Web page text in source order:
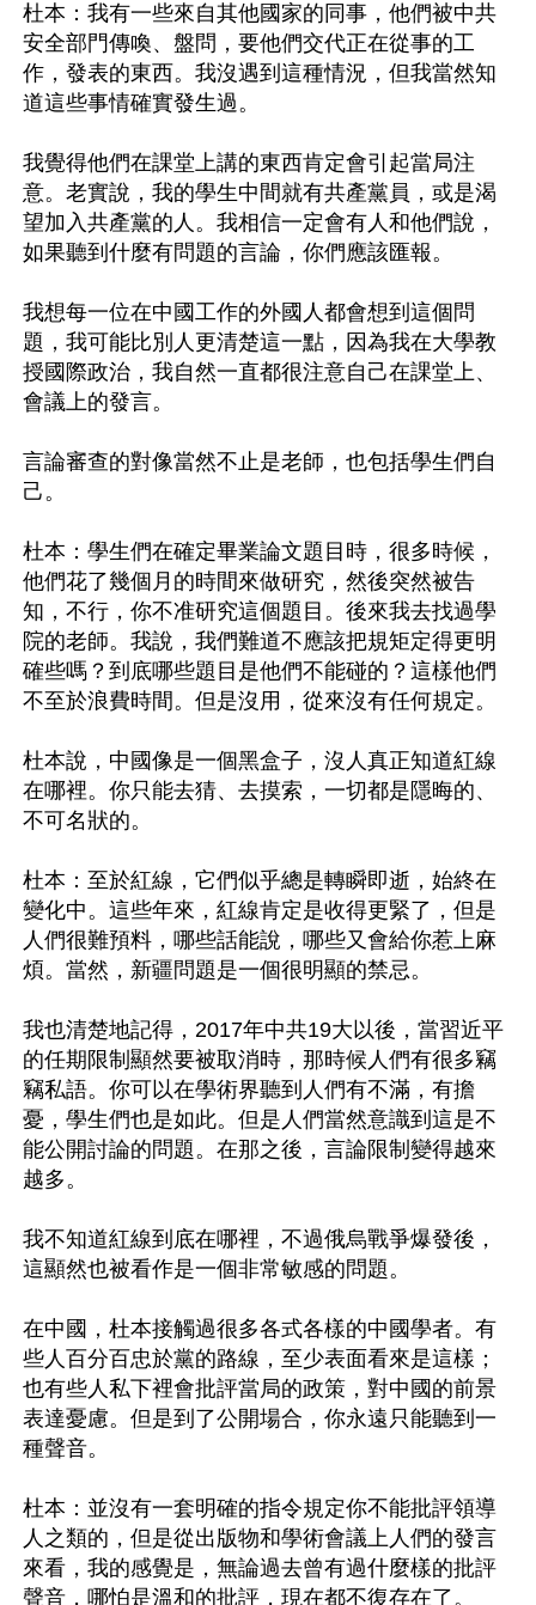
杜本：我有一些來自其他國家的同事，他們被中共
安全部門傳喚、盤問，要他們交代正在從事的工
作，發表的東西。我沒遇到這種情況，但我當然知
道這些事情確實發生過。
我覺得他們在課堂上講的東西肯定會引起當局注
意。老實說，我的學生中間就有共產黨員，或是渴
望加入共產黨的人。我相信一定會有人和他們說，
如果聽到什麼有問題的言論，你們應該匯報。
我想每一位在中國工作的外國人都會想到這個問
題，我可能比別人更清楚這一點，因為我在大學教
授國際政治，我自然一直都很注意自己在課堂上、
會議上的發言。
言論審查的對像當然不止是老師，也包括學生們自
己。
杜本：學生們在確定畢業論文題目時，很多時候，
他們花了幾個月的時間來做研究，然後突然被告
知，不行，你不准研究這個題目。後來我去找過學
院的老師。我說，我們難道不應該把規矩定得更明
確些嗎？到底哪些題目是他們不能碰的？這樣他們
不至於浪費時間。但是沒用，從來沒有任何規定。
杜本說，中國像是一個黑盒子，沒人真正知道紅線
在哪裡。你只能去猜、去摸索，一切都是隱晦的、
不可名狀的。
杜本：至於紅線，它們似乎總是轉瞬即逝，始終在
變化中。這些年來，紅線肯定是收得更緊了，但是
人們很難預料，哪些話能說，哪些又會給你惹上麻
煩。當然，新疆問題是一個很明顯的禁忌。
我也清楚地記得，2017年中共19大以後，當習近平
的任期限制顯然要被取消時，那時候人們有很多竊
竊私語。你可以在學術界聽到人們有不滿，有擔
憂，學生們也是如此。但是人們當然意識到這是不
能公開討論的問題。在那之後，言論限制變得越來
越多。
我不知道紅線到底在哪裡，不過俄烏戰爭爆發後，
這顯然也被看作是一個非常敏感的問題。
在中國，杜本接觸過很多各式各樣的中國學者。有
些人百分百忠於黨的路線，至少表面看來是這樣；
也有些人私下裡會批評當局的政策，對中國的前景
表達憂慮。但是到了公開場合，你永遠只能聽到一
種聲音。
杜本：並沒有一套明確的指令規定你不能批評領導
人之類的，但是從出版物和學術會議上人們的發言
來看，我的感覺是，無論過去曾有過什麼樣的批評
聲音，哪怕是溫和的批評，現在都不復存在了。